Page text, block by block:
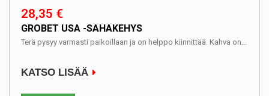
28,35 €
GROBET USA -SAHAKEHYS
Terä pysyy varmasti paikoillaan ja on helppo kiinnittää. Kahva on...
KATSO LISÄÄ